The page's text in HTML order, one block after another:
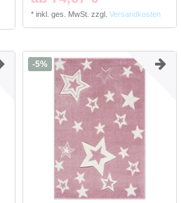
*inkl. ges. MwSt. zzgl.Versandkosten
-5%